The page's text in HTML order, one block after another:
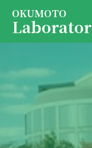
OKUMOTO
About us
President
Contact us